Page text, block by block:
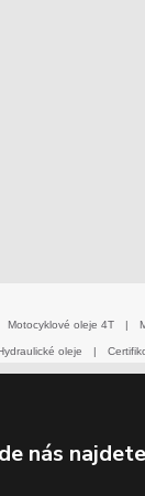
Motocyklové oleje 4T |
oleje |
nás najdete